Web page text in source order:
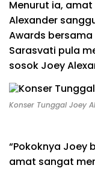
Menurut ia, amat
Alexander
Awards bersama
Sarasvati pula
sosok Joey
Konser Tunggal Joey
“Pokoknya Joey
amat sangat